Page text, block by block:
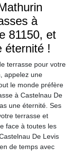
à
81150, et
éternité !
terrasse pour votre
appelez une
le monde préfère
à Castelnau De
une éternité. Ses
terrasse et
face à toutes les
De Levis
de temps avec